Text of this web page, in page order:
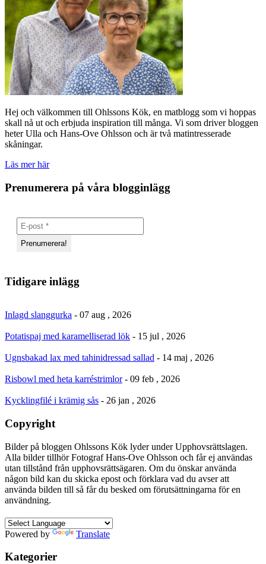
Hej och välkommen till Ohlssons Kök, en matblogg som vi hoppas
skall nå ut och erbjuda inspiration till många. Vi som driver bloggen
heter Ulla och Hans-Ove Ohlsson och är två matintresserade
skåningar.
Läs mer här
Prenumerera på våra blogginlägg
Tidigare inlägg
Inlagd slanggurka - 07 aug , 2026
Potatispaj med karamelliserad lök - 15 jul , 2026
Ugnsbakad lax med tahinidressad sallad - 14 maj , 2026
Risbowl med heta karréstrimlor - 09 feb , 2026
Kycklingfilé i krämig sås - 26 jan , 2026
Copyright
Bilder på bloggen Ohlssons Kök lyder under Upphovsrättslagen.
Alla bilder tillhör Fotograf Hans-Ove Ohlsson och får ej användas
utan tillstånd från upphovsrättsägaren. Om du önskar använda
någon bild kan du skicka epost och förklara vad du avser att
använda bilden till så får du besked om förutsättningarna för en
användning.
Powered by Translate
Kategorier